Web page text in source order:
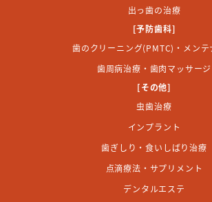
出っ歯の治療
[予防歯科]
歯のクリーニング(PMTC)・メンテ
歯周病治療・歯肉マッサージ
[その他]
虫歯治療
インプラント
歯ぎしり・食いしばり治療
点滴療法・サプリメント
デンタルエステ